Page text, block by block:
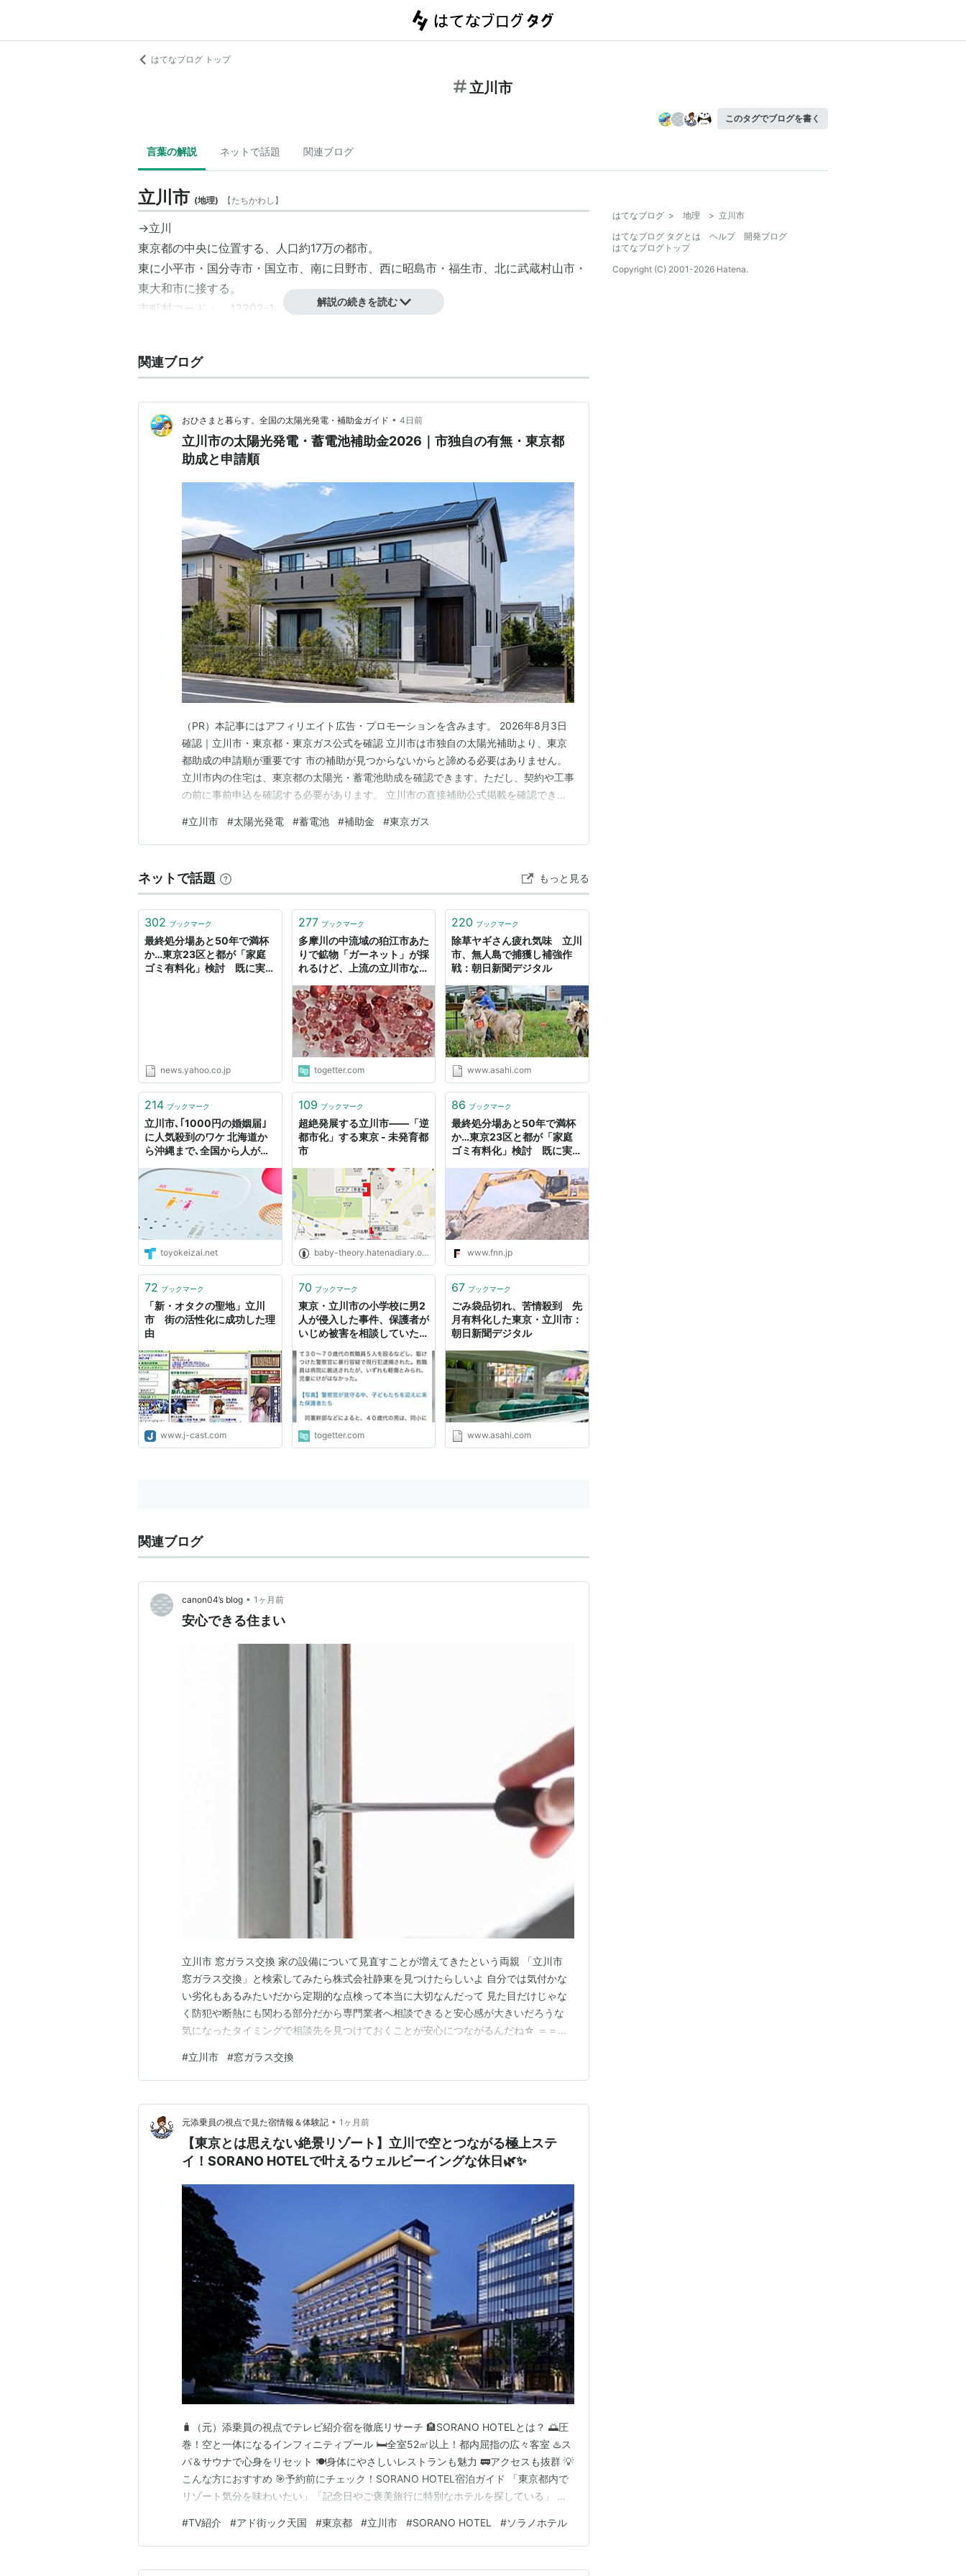
はてなブログ トップ
立川市
このタグでブログを書く
言葉の解説 ネットで話題 関連ブログ
立川市 (地理) 【たちかわし 】
→立川
東京都の中央に位置する、人口約17万の都市。
東に小平市・国分寺市・国立市、南に日野市、西に昭島市・ 福生市、北に武蔵村山市・
東大和市に接する。
市町村コード： 13202-1
1922年、陸軍の立川飛行場が設置され、戦後は米軍基地となった。1955年前後には基
昭和記念公園（ 昭島 市にまたがる）になっている。
JR中央線・青梅線・南武線
多摩都市モノレール
拝島線
甲州街道
五日市街道
解説の続きを読む
関連ブログ
おひさまと暮らす。全国の太陽光発電・補助金ガイド • 4日前
立川市の太陽光発電・蓄電池補助金2026｜市独自の有無・東京都
助成と申請順
（PR）本記事にはアフィリエイト広告・プロモーションを含みます。 2026年8月3日
確認｜立川市・東京都・東京ガス公式を確認 立川市は市独自の太陽光補助より、東京
都助成の申請順が重要です 市の補助が見つからないからと諦める必要はありません。
立川市内の住宅は、東京都の太陽光・蓄電池助成を確認できます。ただし、契約や工事
の前に事前申込を確認する必要があります。 立川市の直接補助公式掲載を確認できず
結論：立川市の持ち家は、東京都助成を前提に「対象型番・申請順・補助前価格」を見
積もりで確認します。 立川市…
#立川市 #太陽光発電 #蓄電池 #補助金 #東京ガス
ネットで話題 もっと見る
302 ブックマーク
最終処分場あと50年で満杯
か…東京23区と都が「家庭
ゴミ有料化」検討 既に実施
news.yahoo.co.jp
277 ブックマーク
多摩川の中流域の狛江市あた
りで鉱物「ガーネット」が採
れるけど、上流の立川市など
来たのだろう
togetter.com
220 ブックマーク
除草ヤギさん疲れ気味 立川
市、無人島で捕獲し補強作
戦：朝日新聞デジタル
www.asahi.com
214 ブックマーク
立川市､｢1000円の婚姻届｣
に人気殺到のワケ 北海道か
ら沖縄まで､全国から人が来
toyokeizai.net
109 ブックマーク
超絶発展する立川市――「逆
都市化」する東京 - 未発育都
市
baby-theory.hatenadiary.org
86 ブックマーク
最終処分場あと50年で満杯
か…東京23区と都が「家庭
ゴミ有料化」検討 既に実施
前年度比17.5%減｜FNNプラ
イムオンライン
www.fnn.jp
72 ブックマーク
「新・オタクの聖地」立川
市 街の活性化に成功した理
由
www.j-cast.com
70 ブックマーク
東京・立川市の小学校に男2
人が侵入した事件、保護者が
いじめ被害を相談していたこ
懸念する声も
togetter.com
67 ブックマーク
ごみ袋品切れ、苦情殺到 先
月有料化した東京・立川市：
朝日新聞デジタル
www.asahi.com
関連ブログ
canon04’s blog • 1ヶ月前
安心できる住まい
立川市 窓ガラス交換 家の設備について見直すことが増えてきたという両親 「立川市
窓ガラス交換」と検索してみたら株式会社静東を見つけたらしいよ 自分では気付かな
い劣化もあるみたいだから定期的な点検って本当に大切なんだって 見た目だけじゃな
く防犯や断熱にも関わる部分だから専門業者へ相談できると安心感が大きいだろうな
気になったタイミングで相談先を見つけておくことが安心につながるんだね☆ ＝＝＝
２６８ ■営業時間9:00～17:00 ■定休日土,日※休日も相談可 ■HP https://seitou-
glass.…
#立川市 #窓ガラス交換
元添乗員の視点で見た宿情報＆体験記 • 1ヶ月前
【東京とは思えない絶景リゾート】立川で空とつながる極上ステ
イ！SORANO HOTELで叶えるウェルビーイングな休日🌿✨
🧳（元）添乗員の視点でテレビ紹介宿を徹底リサーチ 🏨SORANO HOTELとは？ 🌅圧
巻！空と一体になるインフィニティプール 🛏️全室52㎡以上！都内屈指の広々客室 ♨️ス
パ＆サウナで心身をリセット 🍽️身体にやさしいレストランも魅力 🚃アクセスも抜群 💡
こんな方におすすめ 🎯予約前にチェック！SORANO HOTEL宿泊ガイド 「東京都内で
リゾート気分を味わいたい」「記念日やご褒美旅行に特別なホテルを探している」 そ
ノホテル）です。 🌟新宿から約30分という好アクセス 🌟全室52㎡以上のゆったり客
室 🌟空…
#TV紹介 #アド街ック天国 #東京都 #立川市 #SORANO HOTEL #ソラノホテル
はてなブログ > 地理 > 立川市
はてなブログ タグとは
ヘルプ
開発ブログ
はてなブログトップ
Copyright (C) 2001-2026 Hatena.